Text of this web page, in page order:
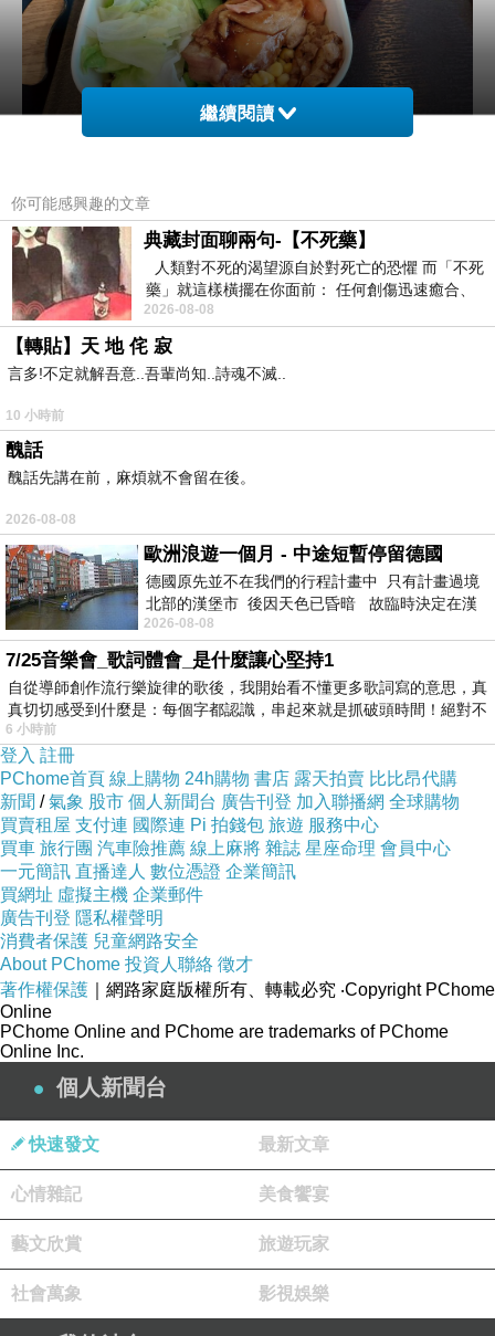
第一次在路易莎點--照燒好吃雞(多穀米)。
正巧碰上表演隊伍的演出。
火山冒險。
搭乘前在全家便利商店買了雨衣。
不穿滑降下來肯定噴濕。
可愛拍照的地方。
繼續閱讀
你可能感興趣的文章
典藏封面聊兩句-【不死藥】
人類對不死的渴望源自於對死亡的恐懼 而「不死
藥」就這樣橫擺在你面前： 任何創傷迅速癒合、
停止衰老、痛覺消失…堪
2026-08-08
【轉貼】天 地 侘 寂
言多!不定就解吾意..吾輩尚知..詩魂不滅..
10 小時前
醜話
醜話先講在前，麻煩就不會留在後。
2026-08-08
歐洲浪遊一個月 - 中途短暫停留德國
德國原先並不在我們的行程計畫中 只有計畫過境
北部的漢堡市 後因天色已昏暗 故臨時決定在漢
堡市吃晚餐和過夜
2026-08-08
7/25音樂會_歌詞體會_是什麼讓心堅持1
自從導師創作流行樂旋律的歌後，我開始看不懂更多歌詞寫的意思，真
真切切感受到什麼是：每個字都認識，串起來就是抓破頭時間！絕對不
6 小時前
登入 註冊
PChome首頁 線上購物 24h購物 書店 露天拍賣 比比昂代購
新聞 /氣象 股市 個人新聞台 廣告刊登 加入聯播網 全球購物
買賣租屋 支付連 國際連 Pi 拍錢包 旅遊 服務中心
買車 旅行團 汽車險推薦 線上麻將 雜誌 星座命理 會員中心
一元簡訊 直播達人 數位憑證 企業簡訊
買網址 虛擬主機 企業郵件
廣告刊登 隱私權聲明
消費者保護 兒童網路安全
About PChome 投資人聯絡 徵才
著作權保護 ｜網路家庭版權所有、轉載必究 ‧Copyright PChome
Online
PChome Online and PChome are trademarks of PChome
Online Inc.
個人新聞台
快速發文 最新文章
心情雜記 美食饗宴
藝文欣賞 旅遊玩家
社會萬象 影視娛樂